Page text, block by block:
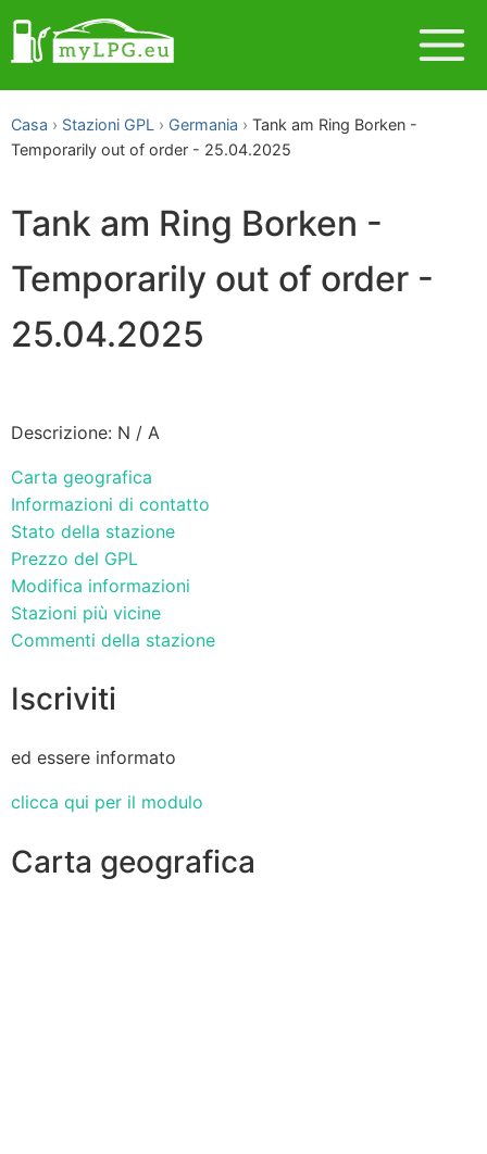
Casa Stazioni GPL Germania
Tank am Ring Borken -
Temporarily out of order - 25.04.2025
Tank am Ring Borken -
Temporarily out of order -
25.04.2025
Descrizione: N / A
Carta geografica
Informazioni di contatto
Stato della stazione
Prezzo del GPL
Modifica informazioni
Stazioni più vicine
Commenti della stazione
Iscriviti
ed essere informato
clicca qui per il modulo
Carta geografica